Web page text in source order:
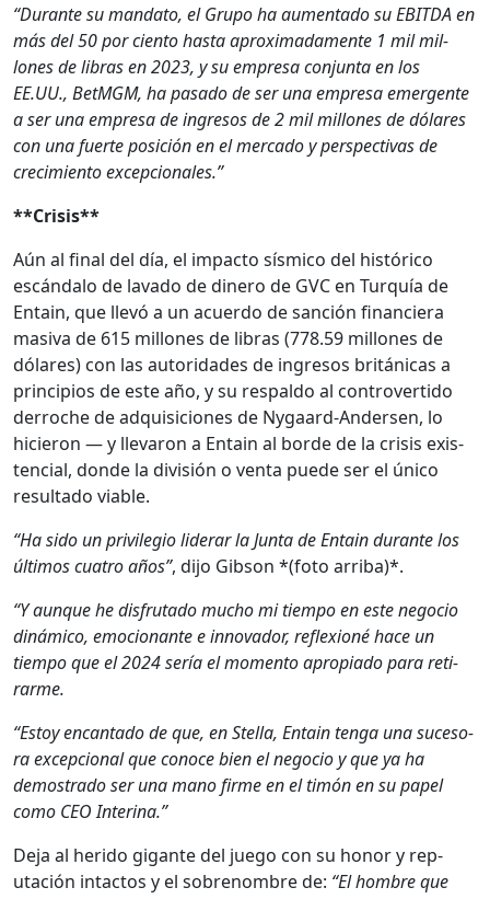
“Durante su manda­to, el Grupo ha aumen­ta­do su EBITDA en
más del 50 por cien­to has­ta aprox­i­mada­mente 1 mil mil­
lones de libras en 2023, y su empre­sa con­jun­ta en los
EE.UU., Bet­MGM, ha pasa­do de ser una empre­sa emer­gente
a ser una empre­sa de ingre­sos de 2 mil mil­lones de dólares
con una fuerte posi­ción en el mer­ca­do y per­spec­ti­vas de
crec­imien­to excep­cionales.”
**Cri­sis**
Aún al final del día, el impacto sís­mi­co del históri­co
escán­da­lo de lava­do de dinero de GVC en Turquía de
Entain, que llevó a un acuer­do de san­ción financiera
masi­va de 615 mil­lones de libras (778.59 mil­lones de
dólares) con las autori­dades de ingre­sos británi­cas a
prin­ci­p­ios de este año, y su respal­do al con­tro­ver­tido
der­roche de adquisi­ciones de Nygaard-Ander­sen, lo
hicieron — y lle­varon a Entain al bor­de de la cri­sis exis­
ten­cial, donde la división o ven­ta puede ser el úni­co
resul­ta­do viable.
“Ha sido un priv­i­le­gio lid­er­ar la Jun­ta de Entain durante los
últi­mos cua­tro años”, dijo Gib­son *(foto arri­ba)*.
“Y aunque he dis­fru­ta­do mucho mi tiem­po en este nego­cio
dinámi­co, emo­cio­nante e inno­vador, reflex­ioné hace un
tiem­po que el 2024 sería el momen­to apropi­a­do para reti­
rarme.
“Estoy encan­ta­do de que, en Stel­la, Entain ten­ga una suce­so­
ra excep­cional que conoce bien el nego­cio y que ya ha
demostra­do ser una mano firme en el timón en su papel
como CEO Inte­ri­na.”
Deja al heri­do gigante del juego con su hon­or y rep­
utación intac­tos y el sobrenom­bre de: “El hom­bre que